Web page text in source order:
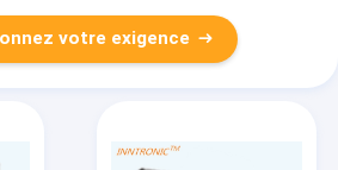
votre exigence